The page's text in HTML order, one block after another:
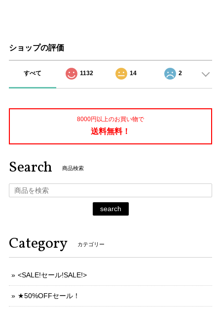
ショップの評価
すべて 1132 14 2
8000円以上のお買い物で
送料無料！
Search 商品検索
search
Category カテゴリー
<SALE!セール!SALE!>
★50%OFFセール！